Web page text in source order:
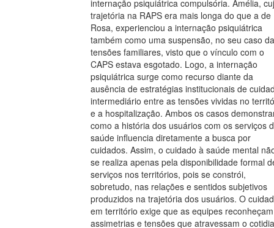
internação psiquiátrica compulsória. Amélia,
trajetória na RAPS era mais longa do que a de
Rosa, experienciou a internação psiquiátrica
também como uma suspensão, no seu caso
tensões familiares, visto que o vínculo com o
CAPS estava esgotado. Logo, a internação
psiquiátrica surge como recurso diante da
ausência de estratégias institucionais de
intermediário entre as tensões vividas no
e a hospitalização. Ambos os casos
como a história dos usuários com os serviços
saúde influencia diretamente a busca por
cuidados. Assim, o cuidado à saúde mental
se realiza apenas pela disponibilidade formal
serviços nos territórios, pois se constrói,
sobretudo, nas relações e sentidos subjetivos
produzidos na trajetória dos usuários. O
em território exige que as equipes
assimetrias e tensões que atravessam o